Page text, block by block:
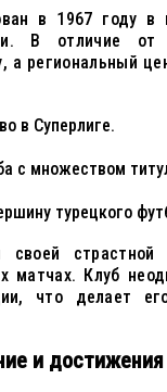
в 1967 году
В отличие от
а региональный
в Суперлиге.
с множеством
турецкого
своей
матчах. Клуб
что делает
и достижения